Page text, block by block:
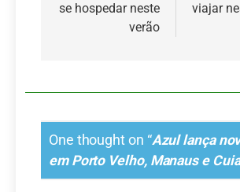
se hospedar neste
verão
viajar
One thought on “Azul lança
em Porto Velho, Manaus e